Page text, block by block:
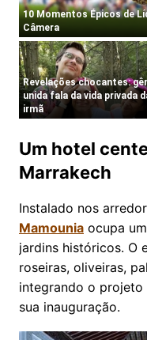
Um hotel
Marrakech
Instalado nos
Mamounia ocupa
jardins históricos. O
roseiras, oliveiras,
integrando o
sua inauguração.